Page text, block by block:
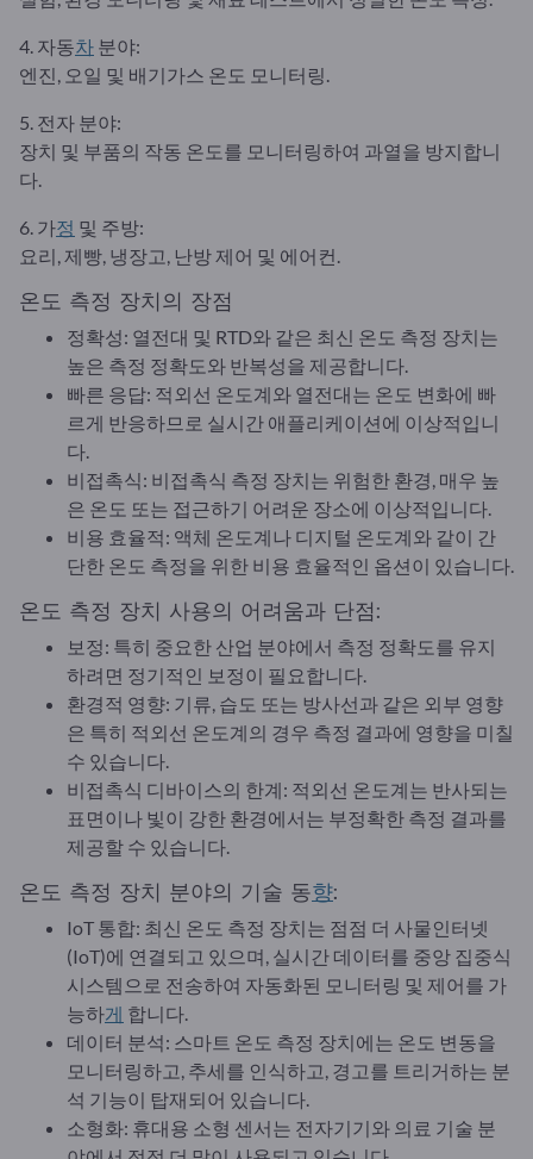
4. 자동차 분야:
엔진, 오일 및 배기가스 온도 모니터링.
5. 전자 분야:
장치 및 부품의 작동 온도를 모니터링하여 과열을 방지합니
다.
6. 가정 및 주방:
요리, 제빵, 냉장고, 난방 제어 및 에어컨.
온도 측정 장치의 장점
정확성: 열전대 및 RTD와 같은 최신 온도 측정 장치는
높은 측정 정확도와 반복성을 제공합니다.
빠른 응답: 적외선 온도계와 열전대는 온도 변화에 빠
르게 반응하므로 실시간 애플리케이션에 이상적입니
다.
비접촉식: 비접촉식 측정 장치는 위험한 환경, 매우 높
은 온도 또는 접근하기 어려운 장소에 이상적입니다.
비용 효율적: 액체 온도계나 디지털 온도계와 같이 간
단한 온도 측정을 위한 비용 효율적인 옵션이 있습니다.
온도 측정 장치 사용의 어려움과 단점:
보정: 특히 중요한 산업 분야에서 측정 정확도를 유지
하려면 정기적인 보정이 필요합니다.
환경적 영향: 기류, 습도 또는 방사선과 같은 외부 영향
은 특히 적외선 온도계의 경우 측정 결과에 영향을 미칠
수 있습니다.
비접촉식 디바이스의 한계: 적외선 온도계는 반사되는
표면이나 빛이 강한 환경에서는 부정확한 측정 결과를
제공할 수 있습니다.
온도 측정 장치 분야의 기술 동향:
IoT 통합: 최신 온도 측정 장치는 점점 더 사물인터넷
(IoT)에 연결되고 있으며, 실시간 데이터를 중앙 집중식
시스템으로 전송하여 자동화된 모니터링 및 제어를 가
능하게 합니다.
데이터 분석: 스마트 온도 측정 장치에는 온도 변동을
모니터링하고, 추세를 인식하고, 경고를 트리거하는 분
석 기능이 탑재되어 있습니다.
소형화: 휴대용 소형 센서는 전자기기와 의료 기술 분